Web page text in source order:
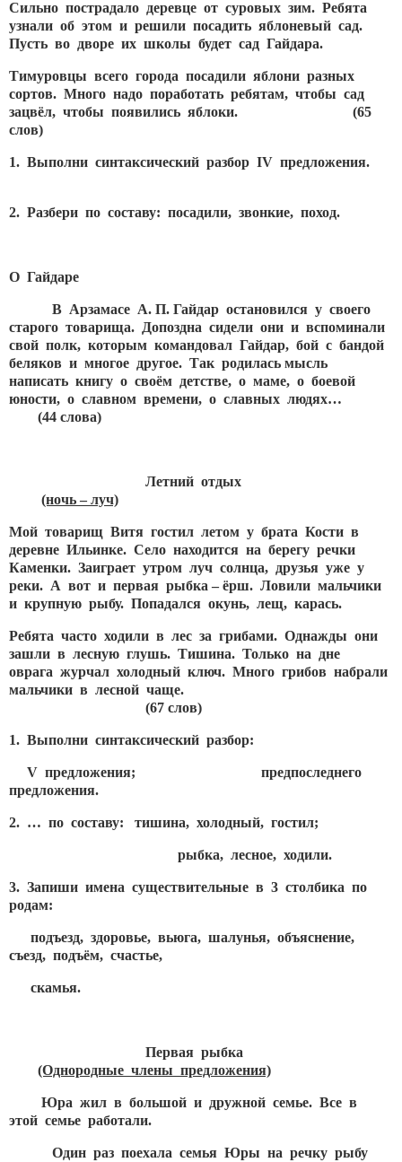
Сильно пострадало деревце от суровых зим. Ребята
узнали об этом и решили посадить яблоневый сад.
Пусть во дворе их школы будет сад Гайдара.
Тимуровцы всего города посадили яблони разных
сортов. Много надо поработать ребятам, чтобы сад
зацвёл, чтобы появились яблоки. (65
слов)
1. Выполни синтаксический разбор IV предложения.
2. Разбери по составу: посадили, звонкие, поход.
О Гайдаре
В Арзамасе А. П. Гайдар остановился у своего
старого товарища. Допоздна сидели они и вспоминали
свой полк, которым командовал Гайдар, бой с бандой
беляков и многое другое. Так родилась мысль
написать книгу о своём детстве, о маме, о боевой
юности, о славном времени, о славных людях…
(44 слова)
Летний отдых
(ночь – луч)
Мой товарищ Витя гостил летом у брата Кости в
деревне Ильинке. Село находится на берегу речки
Каменки. Заиграет утром луч солнца, друзья уже у
реки. А вот и первая рыбка – ёрш. Ловили мальчики
и крупную рыбу. Попадался окунь, лещ, карась.
Ребята часто ходили в лес за грибами. Однажды они
зашли в лесную глушь. Тишина. Только на дне
оврага журчал холодный ключ. Много грибов набрали
мальчики в лесной чаще.
(67 слов)
1. Выполни синтаксический разбор:
V предложения; предпоследнего
предложения.
2. … по составу: тишина, холодный, гостил;
рыбка, лесное, ходили.
3. Запиши имена существительные в 3 столбика по
родам:
подъезд, здоровье, вьюга, шалунья, объяснение,
съезд, подъём, счастье,
скамья.
Первая рыбка
(Однородные члены предложения)
Юра жил в большой и дружной семье. Все в
этой семье работали.
Один раз поехала семья Юры на речку рыбу